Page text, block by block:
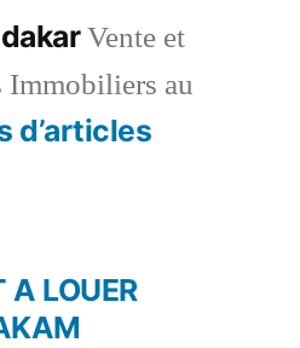
Vente et
Immobiliers au
d’articles
:
A LOUER